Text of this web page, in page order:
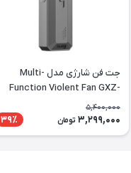
جت فن شارژی مدل Multi-
Function Violent Fan GXZ-
5,400,000
3,299,000 تومان 39٪